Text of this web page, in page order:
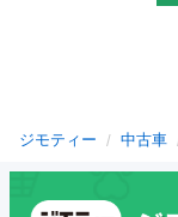
ジモティー 中古車